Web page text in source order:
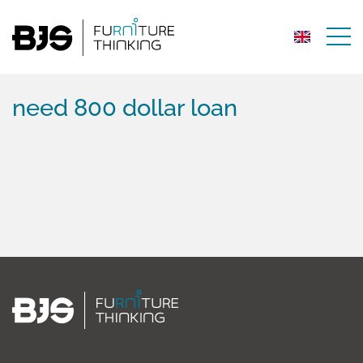
need 800 dollar loan